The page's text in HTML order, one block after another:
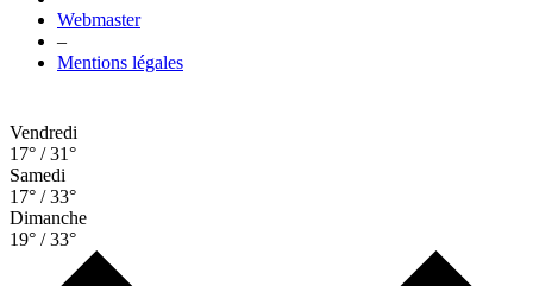
Webmaster
–
Mentions légales
Vendredi
17° / 31°
Samedi
17° / 33°
Dimanche
19° / 33°